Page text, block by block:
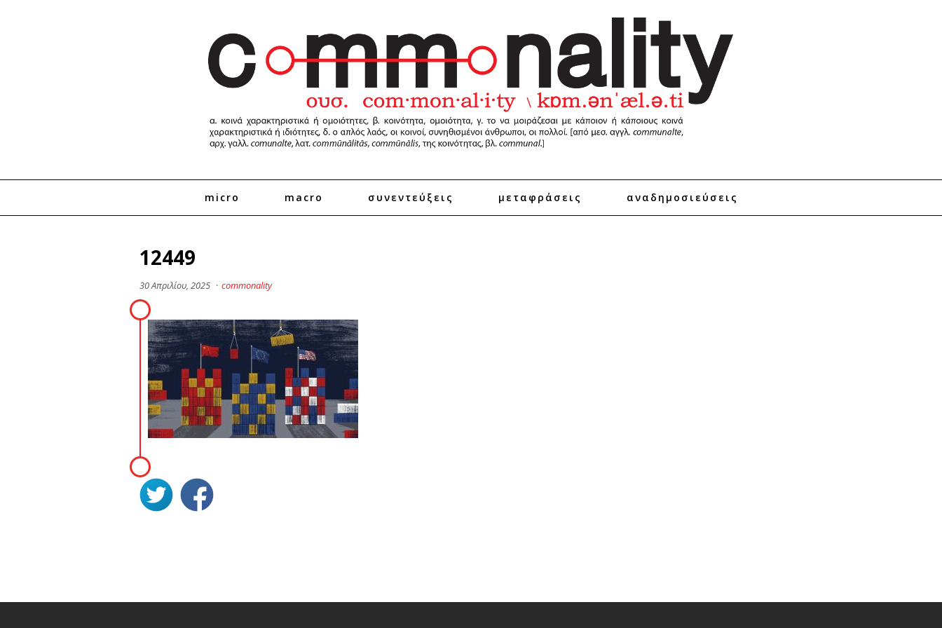
micro macro συνεντεύξεις μεταφράσεις αναδημοσιεύσεις
12449
30 Απριλίου, 2025 · commonality